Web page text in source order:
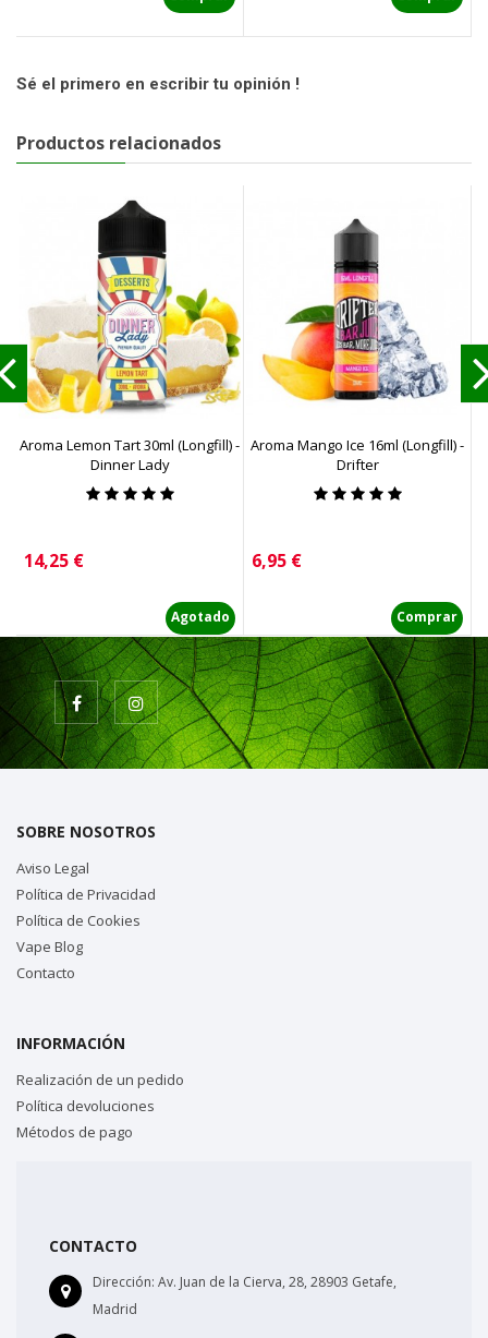
Sé el primero en escribir tu opinión !
Productos relacionados
Aroma Lemon Tart 30ml (Longfill) -
Dinner Lady
Precio
14,25 €
Agotado
Aroma Mango Ice 16ml (Longfill) -
Drifter
Precio
6,95 €
Comprar
SOBRE NOSOTROS
Aviso Legal
Política de Privacidad
Política de Cookies
Vape Blog
Contacto
INFORMACIÓN
Realización de un pedido
Política devoluciones
Métodos de pago
CONTACTO
Dirección: Av. Juan de la Cierva, 28, 28903 Getafe,
Madrid